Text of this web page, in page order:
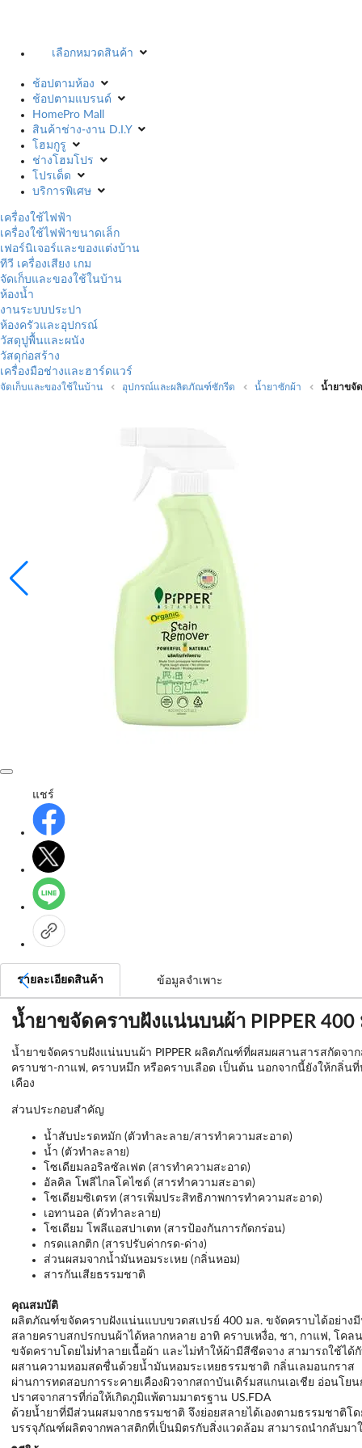
เลือกหมวดสินค้า
ช้อปตามห้อง
ช้อปตามแบรนด์
HomePro Mall
สินค้าช่าง-งาน D.I.Y
โฮมกูรู
ช่างโฮมโปร
โปรเด็ด
บริการพิเศษ
เครื่องใช้ไฟฟ้า
เครื่องใช้ไฟฟ้าขนาดเล็ก
เฟอร์นิเจอร์และของแต่งบ้าน
ทีวี เครื่องเสียง เกม
จัดเก็บและของใช้ในบ้าน
ห้องน้ำ
งานระบบประปา
ห้องครัวและอุปกรณ์
วัสดุปูพื้นและผนัง
วัสดุก่อสร้าง
เครื่องมือช่างและฮาร์ดแวร์
จัดเก็บและของใช้ในบ้าน อุปกรณ์และผลิตภัณฑ์ซักรีด น้ำยาซักผ้า น้ำยาขจัด
แชร์
รายละเอียดสินค้า ข้อมูลจำเพาะ
น้ำยาขจัดคราบฝังแน่นบนผ้า PIPPER 400
น้ำยาขจัดคราบฝังแน่นบนผ้า PIPPER ผลิตภัณฑ์ที่ผสมผสานสารสกัดจา
คราบชา-กาแฟ, คราบหมึก หรือคราบเลือด เป็นต้น นอกจากนี้ยังให้กลิ่น
เคือง
ส่วนประกอบสำคัญ
น้ำสับปะรดหมัก (ตัวทำละลาย/สารทำความสะอาด)
น้ำ (ตัวทำละลาย)
โซเดียมลอริลซัลเฟต (สารทำความสะอาด)
อัลคิล โพลีไกลโคไซด์ (สารทำความสะอาด)
โซเดียมซิเตรท (สารเพิ่มประสิทธิภาพการทำความสะอาด)
เอทานอล (ตัวทำละลาย)
โซเดียม โพลีแอสปาเตท (สารป้องกันการกัดกร่อน)
กรดแลกติก (สารปรับค่ากรด-ด่าง)
ส่วนผสมจากน้ำมันหอมระเหย (กลิ่นหอม)
สารกันเสียธรรมชาติ
คุณสมบัติ
ผลิตภัณฑ์ขจัดคราบฝังแน่นแบบขวดสเปรย์ 400 มล. ขจัดคราบได้อย่าง
สลายคราบสกปรกบนผ้าได้หลากหลาย อาทิ คราบเหงื่อ, ชา, กาแฟ, โคล
ขจัดคราบโดยไม่ทำลายเนื้อผ้า และไม่ทำให้ผ้ามีสีซีดจาง สามารถใช้ได้
ผสานความหอมสดชื่นด้วยน้ำมันหอมระเหยธรรมชาติ กลิ่นเลมอนกราส
ผ่านการทดสอบการระคายเคืองผิวจากสถาบันเดิร์มสแกนเอเชีย อ่อนโย
ปราศจากสารที่ก่อให้เกิดภูมิแพ้ตามมาตรฐาน US.FDA
ด้วยน้ำยาที่มีส่วนผสมจากธรรมชาติ จึงย่อยสลายได้เองตามธรรมชาติ
บรรจุภัณฑ์ผลิตจากพลาสติกที่เป็นมิตรกับสิ่งแวดล้อม สามารถนำกลับมา